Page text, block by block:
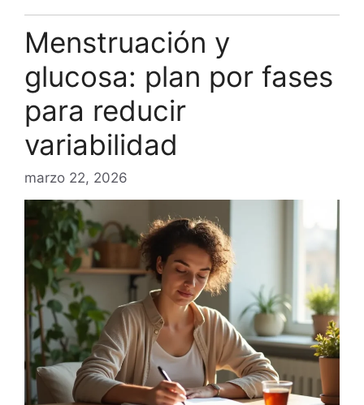
Menstruación y
glucosa: plan por fases
para reducir
variabilidad
marzo 22, 2026